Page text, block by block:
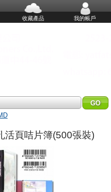
收藏產品 我的帳戶
活頁咭片簿(500張裝)